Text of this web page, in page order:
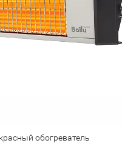
обогреватель